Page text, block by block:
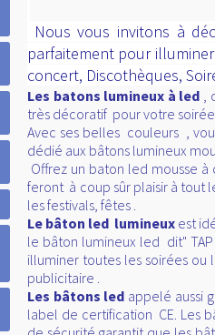
Nous vous invitons à
parfaitement pour
concert, Discothèques,
Les batons lumineux à led ,
très décoratif pour votre
Avec ses belles couleurs ,
dédié aux bâtons lumineux
Offrez un baton led mousse
feront à coup sûr plaisir à tout
les festivals, fêtes .
Le bâton led lumineux est
le bâton lumineux led dit"
illuminer toutes les soirées
publicitaire .
Les bâtons led appelé aussi
label de certification CE. Les